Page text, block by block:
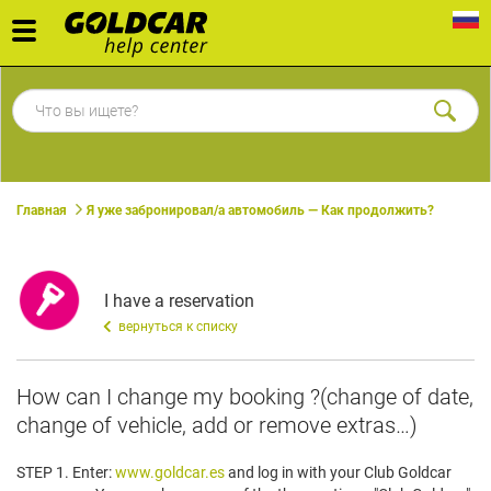
Toggle
navigation
Главная Я уже забронировал/а автомобиль — Как продолжить?
I have a reservation
вернуться к списку
How can I change my booking ?(change of date,
change of vehicle, add or remove extras…)
STEP 1. Enter:www.goldcar.esand log in with your Club Goldcar